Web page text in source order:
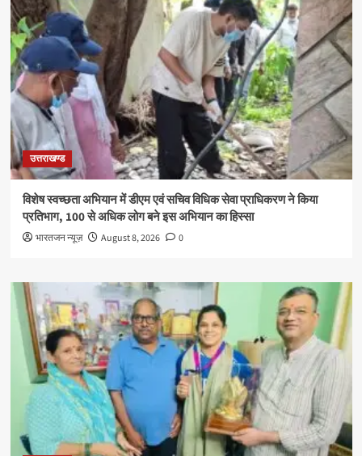
उत्तराखण्ड
विशेष स्वच्छता अभियान में डीएम एवं सचिव विधिक सेवा प्राधिकरण ने किया
प्रतिभाग, 100 से अधिक लोग बने इस अभियान का हिस्सा
भारतजन न्यूज़ August 8, 2026 0